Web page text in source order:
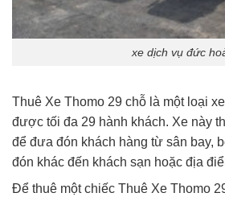
xe dịch vụ đức
Thuê Xe Thomo 29 chỗ là một loại
được tối đa 29 hành khách. Xe này
để đưa đón khách hàng từ sân bay,
đón khác đến khách sạn hoặc địa
Để thuê một chiếc Thuê Xe Thomo